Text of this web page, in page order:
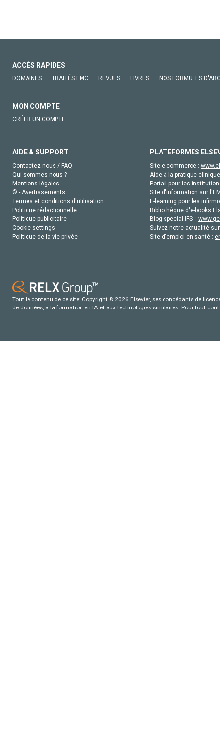
ACCÈS RAPIDES
DOMAINES TRAITÉS EMC REVUES LIVRES NOS FORMULES
MON COMPTE
CRÉER UN COMPTE
AIDE & SUPPORT
Contactez-nous / FAQ
Qui sommes-nous ?
Mentions légales
© - Avertissements
Termes et conditions d'utilisation
Politique rédactionnelle
Politique publicitaire
Cookie settings
Politique de la vie privée
PLATEFORMES
Site e-commerce :
Aide à la pratique
Portail pour les
Site d'information sur
E-learning pour les
Bibliothèque d'e-books
Blog special IFSI :
Suivez notre actualité
Site d'emploi en santé :
Tout le contenu de ce site: Copyright © 2026 Elsevier, ses concédants de
de données, a la formation en IA et aux technologies similaires. Pour tout